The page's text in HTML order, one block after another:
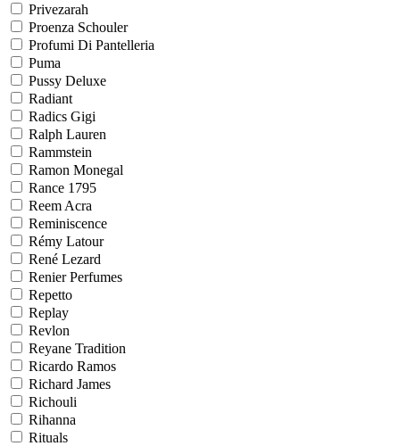
Privezarah
Proenza Schouler
Profumi Di Pantelleria
Puma
Pussy Deluxe
Radiant
Radics Gigi
Ralph Lauren
Rammstein
Ramon Monegal
Rance 1795
Reem Acra
Reminiscence
Rémy Latour
René Lezard
Renier Perfumes
Repetto
Replay
Revlon
Reyane Tradition
Ricardo Ramos
Richard James
Richouli
Rihanna
Rituals